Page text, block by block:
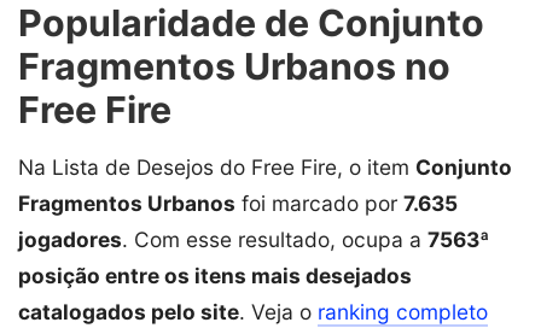
Popularidade de Conjunto
Fragmentos Urbanos no
Free Fire
Na Lista de Desejos do Free Fire, o item Conjunto
Fragmentos Urbanos foi marcado por 7.635
jogadores. Com esse resultado, ocupa a 7563ª
posição entre os itens mais desejados
catalogados pelo site. Veja o ranking completo